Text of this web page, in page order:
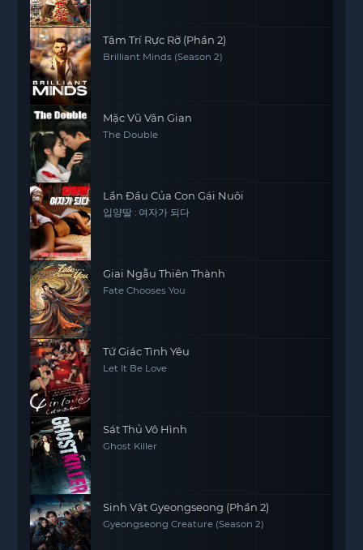
Tâm Trí Rực Rỡ (Phần 2)
Brilliant Minds (Season 2)
Mặc Vũ Vân Gian
The Double
Lần Đầu Của Con Gái Nuôi
입양딸 : 여자가 되다
Giai Ngẫu Thiên Thành
Fate Chooses You
Tứ Giác Tình Yêu
Let It Be Love
Sát Thủ Vô Hình
Ghost Killer
Sinh Vật Gyeongseong (Phần 2)
Gyeongseong Creature (Season 2)